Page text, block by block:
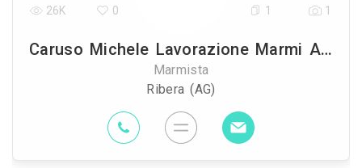
Caruso Michele Lavorazione Marmi Arte Funeraria
Marmista
Ribera (AG)
26K 0 1 1